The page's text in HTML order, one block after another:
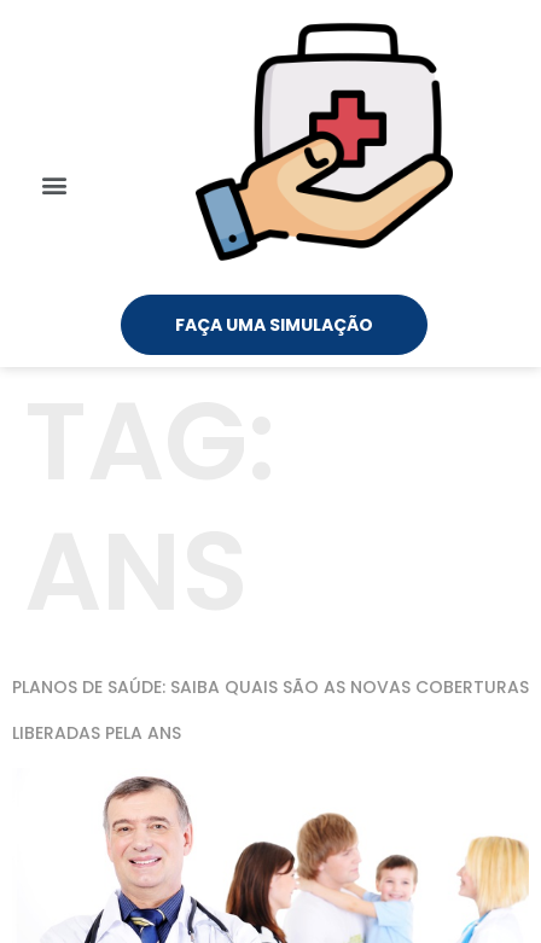
FAÇA UMA SIMULAÇÃO
PLANOS DE SAÚDE: SAIBA QUAIS SÃO AS NOVAS COBERTURAS
LIBERADAS PELA ANS